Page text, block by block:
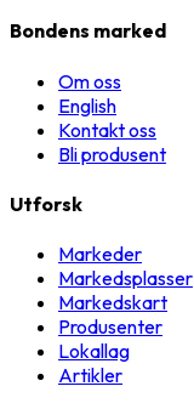
Bondens marked
Om oss
English
Kontakt oss
Bli produsent
Utforsk
Markeder
Markedsplasser
Markedskart
Produsenter
Lokallag
Artikler